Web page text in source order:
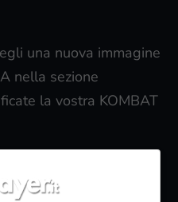
una nuova immagine
nella sezione
la vostra KOMBAT
una nuova immagine